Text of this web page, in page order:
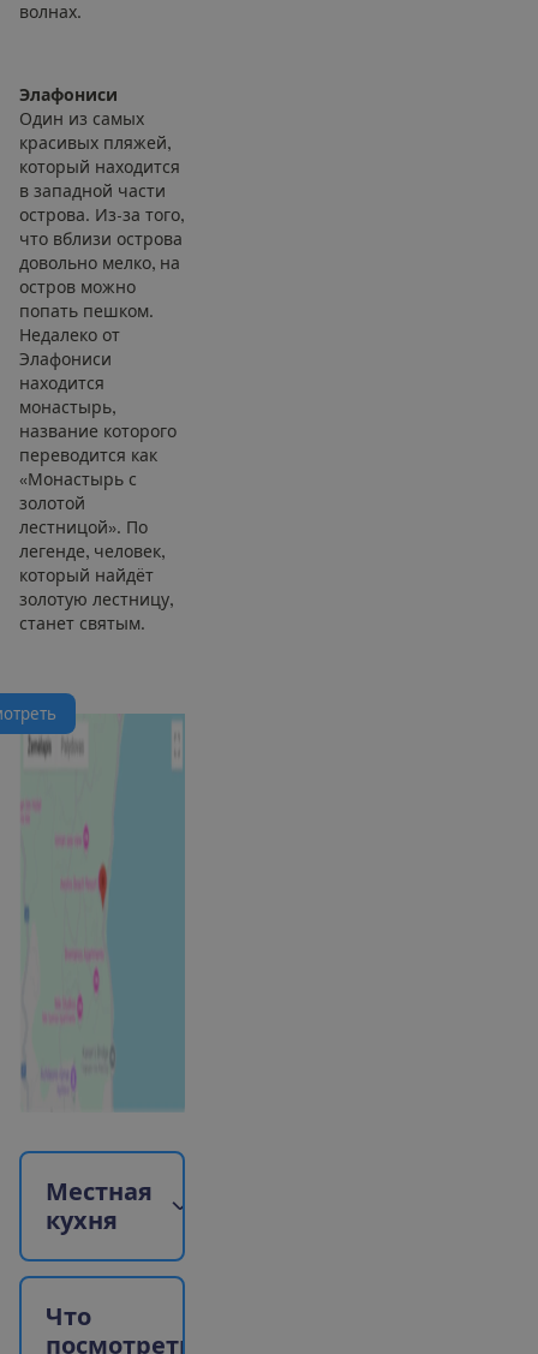
волнах.
Элафониси
Один из самых
красивых пляжей,
который находится
в западной части
острова. Из-за того,
что вблизи острова
довольно мелко, на
остров можно
попать пешком.
Недалеко от
Элафониси
находится
монастырь,
название которого
переводится как
«Монастырь с
золотой
лестницой». По
легенде, человек,
который найдёт
золотую лестницу,
станет святым.
отреть
Местная
кухня
Что
посмотреть